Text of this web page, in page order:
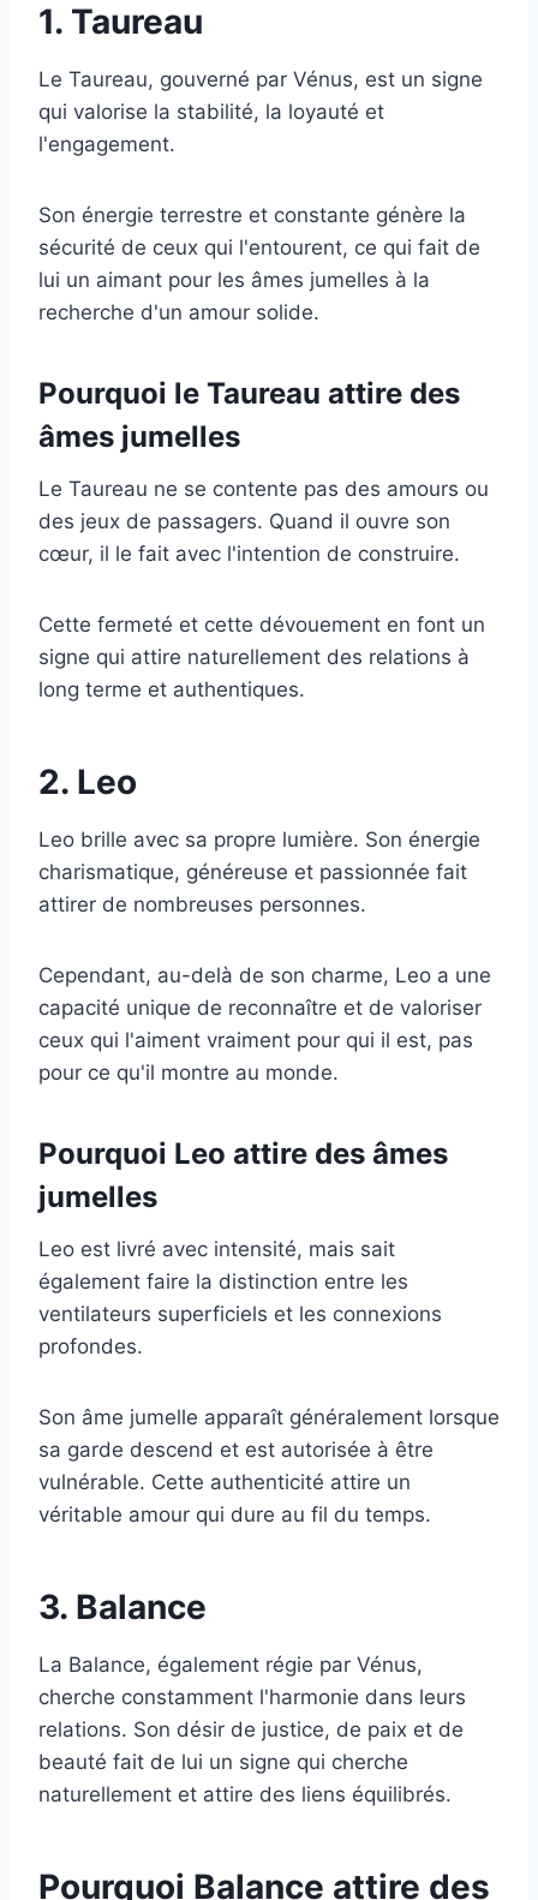
1. Taureau
Le Taureau, gouverné par Vénus, est un signe
qui valorise la stabilité, la loyauté et
l'engagement.
Son énergie terrestre et constante génère la
sécurité de ceux qui l'entourent, ce qui fait de
lui un aimant pour les âmes jumelles à la
recherche d'un amour solide.
Pourquoi le Taureau attire des
âmes jumelles
Le Taureau ne se contente pas des amours ou
des jeux de passagers. Quand il ouvre son
cœur, il le fait avec l'intention de construire.
Cette fermeté et cette dévouement en font un
signe qui attire naturellement des relations à
long terme et authentiques.
2. Leo
Leo brille avec sa propre lumière. Son énergie
charismatique, généreuse et passionnée fait
attirer de nombreuses personnes.
Cependant, au-delà de son charme, Leo a une
capacité unique de reconnaître et de valoriser
ceux qui l'aiment vraiment pour qui il est, pas
pour ce qu'il montre au monde.
Pourquoi Leo attire des âmes
jumelles
Leo est livré avec intensité, mais sait
également faire la distinction entre les
ventilateurs superficiels et les connexions
profondes.
Son âme jumelle apparaît généralement lorsque
sa garde descend et est autorisée à être
vulnérable. Cette authenticité attire un
véritable amour qui dure au fil du temps.
3. Balance
La Balance, également régie par Vénus,
cherche constamment l'harmonie dans leurs
relations. Son désir de justice, de paix et de
beauté fait de lui un signe qui cherche
naturellement et attire des liens équilibrés.
Pourquoi Balance attire des